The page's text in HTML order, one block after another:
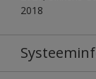
2018